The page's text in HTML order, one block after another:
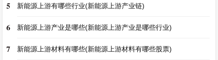
5 新能源上游有哪些行业(新能源上游产业链)
6 新能源上游产业是哪些(新能源上游产业是哪些行业)
7 新能源上游材料有哪些(新能源上游材料有哪些股票)